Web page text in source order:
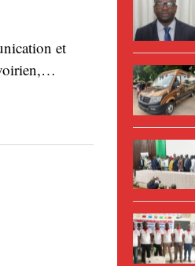
et